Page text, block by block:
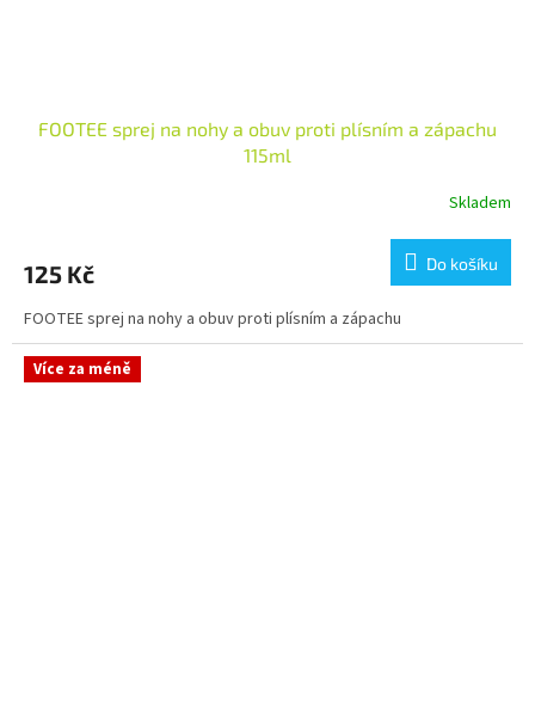
FOOTEE sprej na nohy a obuv proti plísním a zápachu
115ml
je
z
5
hvězdiček.
Skladem
125 Kč Do košíku
FOOTEE sprej na nohy a obuv proti plísním a zápachu
Více za méně